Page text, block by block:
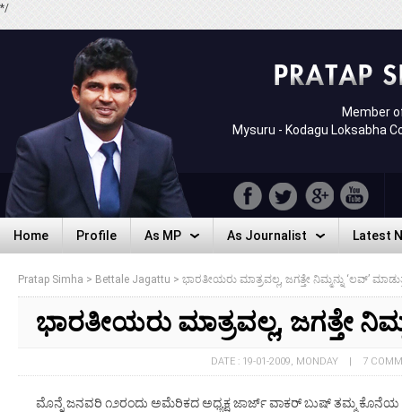
*/
Member
Mysuru - Kodagu Loksabha
Home
Home
Profile
Profile
As MP
As MP
As Journalist
As Journalist
Latest
Latest
Pratap Simha > Bettale Jagattu > ಭಾರತೀಯರು ಮಾತ್ರವಲ್ಲ, ಜಗತ್ತೇ ನಿಮ್ಮನ್ನು ‘ಲವ್’
ಭಾರತೀಯರು ಮಾತ್ರವಲ್ಲ, ಜಗತ್ತೇ
DATE : 19-01-2009, MONDAY | 7
ಮೊನ್ನೆ ಜನವರಿ ೧೨ರಂದು ಅಮೆರಿಕದ ಅಧ್ಯಕ್ಷ ಜಾರ್ಜ್ ವಾಕರ್ ಬುಷ್ ತಮ್ಮ ಕೊನೆಯ